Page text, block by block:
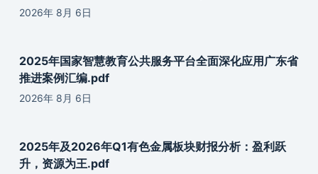
2026年 8月 6日
2025年国家智慧教育公共服务平台全面深化应用广东省
推进案例汇编.pdf
2026年 8月 6日
2025年及2026年Q1有色金属板块财报分析：盈利跃
升，资源为王.pdf